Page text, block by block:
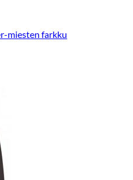
miesten farkku